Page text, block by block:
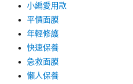
小編愛用款
平價面膜
年輕修護
快速保養
急救面膜
懶人保養